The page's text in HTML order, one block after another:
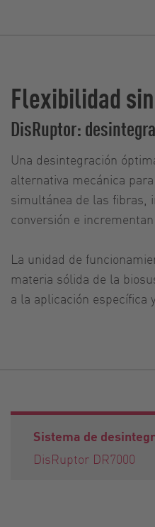
Flexibilidad
DisRuptor:
Una desintegración
alternativa mecánica
simultánea de las fibras,
conversión e
La unidad de
materia sólida de la
a la aplicación
Sistema de
DisRuptor DR7000